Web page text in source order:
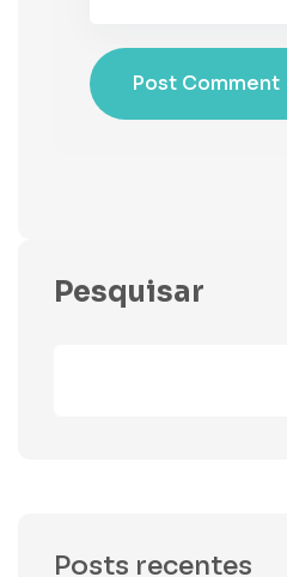
Post Comment
Pesquisar
Posts recentes